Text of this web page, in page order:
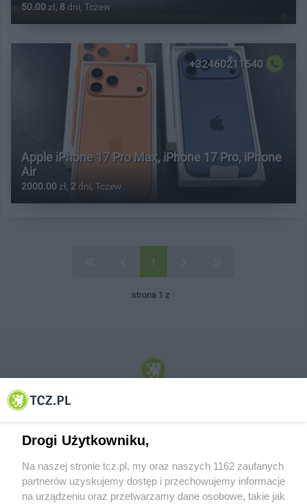
50.00 zł, 8 dni, Tczew
+32460211540
Apple iPhone 17 Pro Max, iPhone 17 Pro, iPhone
Air
2000.00 zł, 2 dni, Tczew
1
strona 1 z 1
© 2001-2026 Tczew - TCZ.PL Sp. z o.o. Internetowy Serwis Informacyjny Miasta
Drogi Użytkowniku,
Na naszej stronie tcz.pl, my oraz naszych 1162 zaufanych
partnerów uzyskujemy dostęp i przechowujemy informacje
na urządzeniu oraz przetwarzamy dane osobowe, takie jak